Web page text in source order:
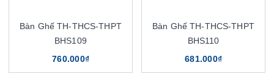
Bàn Ghế TH-THCS-THPT
BHS109
760.000₫
Bàn Ghế TH-THCS-THPT
BHS110
681.000₫